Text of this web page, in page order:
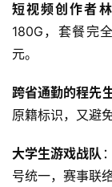
F
i
讯
多
页
短视频创作者
180G，套餐完
元。
跨省通勤的程先
原籍标识，又避
大学生游戏战队
号统一，赛事联